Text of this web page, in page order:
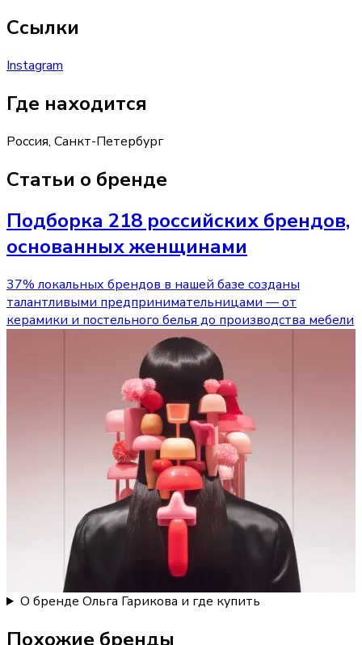
Ссылки
Instagram
Где находится
Россия, Санкт-Петербург
Статьи о бренде
Подборка 218 российских брендов,
основанных женщинами
37% локальных брендов в нашей базе созданы
талантливыми предпринимательницами — от
керамики и постельного белья до производства мебели
О бренде Ольга Гарикова и где купить
Похожие бренды